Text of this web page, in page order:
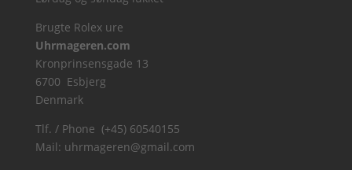
Brugte Rolex ure
Uhrmageren.com
Kronprinsensgade 13
6700 Esbjerg
Denmark
Tlf. / Phone (+45) 60540155
Mail: uhrmageren@gmail.com